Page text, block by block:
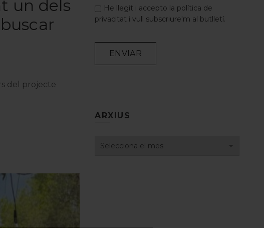
un dels
del projecte
He llegit i accepto la política de
privacitat i vull subscriure'm al butlletí.
ARXIUS
Arxius